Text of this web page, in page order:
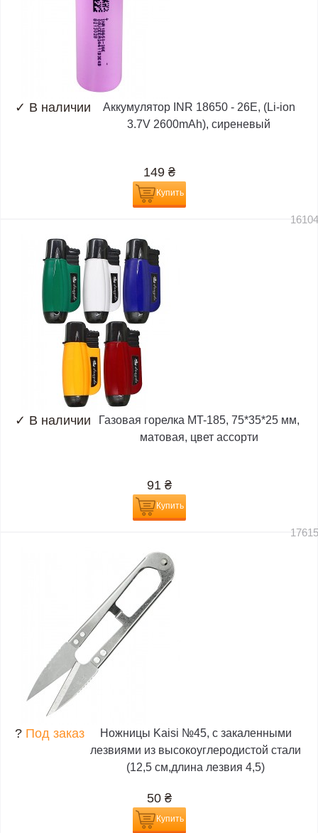
✓ В наличии
Аккумулятор INR 18650 - 26E, (Li-ion
3.7V 2600mAh), сиреневый
149 ₴
Купить
✓ В наличии
Газовая горелка MT-185, 75*35*25 мм,
матовая, цвет ассорти
91 ₴
Купить
? Под заказ
Ножницы Kaisi №45, с закаленными
лезвиями из высокоуглеродистой стали
(12,5 см,длина лезвия 4,5)
50 ₴
Купить